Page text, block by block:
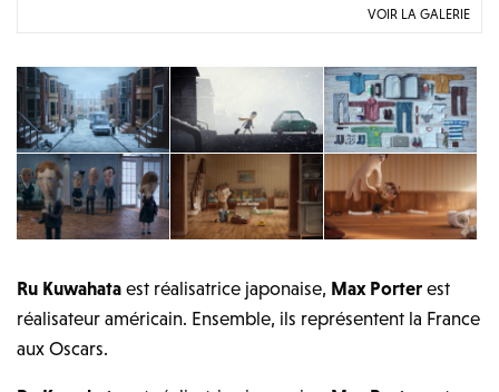
VOIR LA GALERIE
Ru Kuwahata est réalisatrice japonaise, Max Porter est
réalisateur américain. Ensemble, ils représentent la France
aux Oscars.